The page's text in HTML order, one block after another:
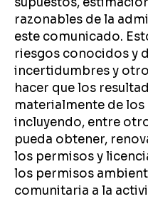
razonables de la
este comunicado.
riesgos conocidos y
incertidumbres y
hacer que los
materialmente de
incluyendo, entre
pueda obtener,
los permisos y
los permisos
comunitaria a la